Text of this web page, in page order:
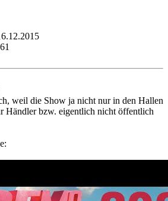
weil die Show ja nicht nur in den Hallen
Händler bzw. eigentlich nicht öffentlich